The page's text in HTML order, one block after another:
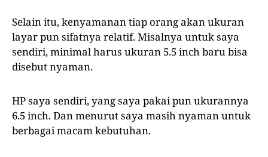
Selain itu, kenyamanan tiap orang akan ukuran
layar pun sifatnya relatif. Misalnya untuk saya
sendiri, minimal harus ukuran 5.5 inch baru bisa
disebut nyaman.
HP saya sendiri, yang saya pakai pun ukurannya
6.5 inch. Dan menurut saya masih nyaman untuk
berbagai macam kebutuhan.